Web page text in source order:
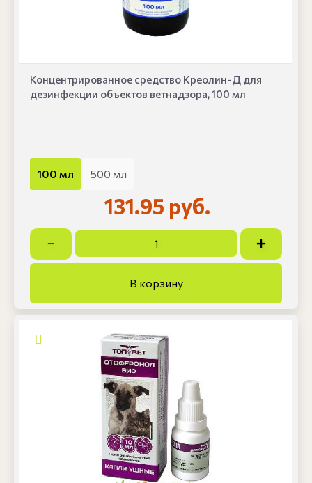
Концентрированное средство Креолин-Д для
дезинфекции объектов ветнадзора, 100 мл
100 мл 500 мл
131.95 руб.